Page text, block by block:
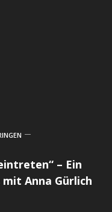
– Ein
Anna Gürlich